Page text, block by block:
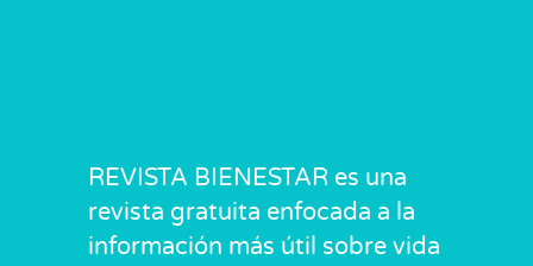
REVISTA BIENESTAR es una
revista gratuita enfocada a la
información más útil sobre vida